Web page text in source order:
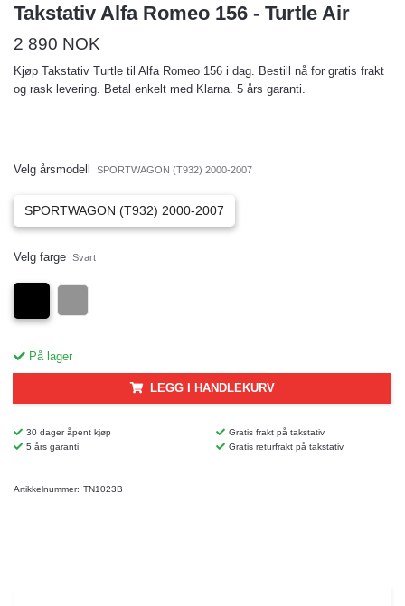
Takstativ Alfa Romeo 156 - Turtle Air
2 890 NOK
Kjøp Takstativ Turtle til Alfa Romeo 156 i dag. Bestill nå for gratis frakt
og rask levering. Betal enkelt med Klarna. 5 års garanti.
Velg årsmodell SPORTWAGON (T932) 2000-2007
SPORTWAGON (T932) 2000-2007
Velg farge Svart
På lager
LEGG I HANDLEKURV
30 dager åpent kjøp
Gratis frakt på takstativ
5 års garanti
Gratis returfrakt på takstativ
Artikkelnummer: TN1023B